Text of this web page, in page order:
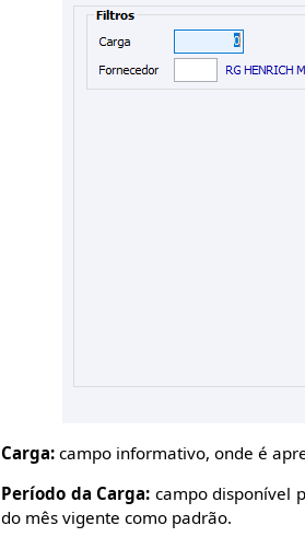
Carga: campo informativo, onde é
Período da Carga: campo disponível
do mês vigente como padrão.